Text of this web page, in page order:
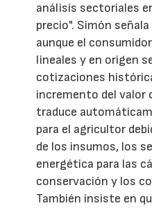
análisis sectoriales
precio". Simón
aunque el
lineales y en origen
cotizaciones
incremento del valor
traduce
para el agricultor
de los insumos, los
energética para las
conservación y los
También insiste en